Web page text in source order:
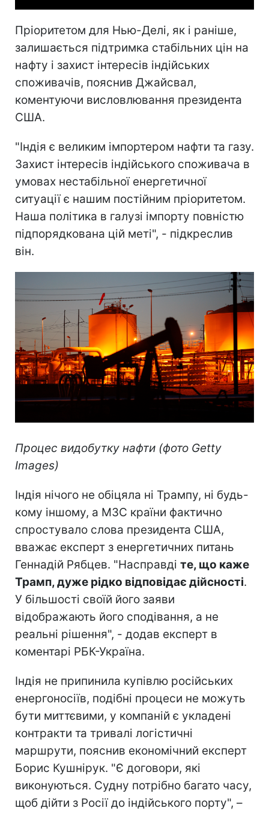
Пріоритетом для Нью-Делі, як і раніше,
залишається підтримка стабільних цін на
нафту і захист інтересів індійських
споживачів, пояснив Джайсвал,
коментуючи висловлювання президента
США.
"Індія є великим імпортером нафти та газу.
Захист інтересів індійського споживача в
умовах нестабільної енергетичної
ситуації є нашим постійним пріоритетом.
Наша політика в галузі імпорту повністю
підпорядкована цій меті", - підкреслив
він.
Процес видобутку нафти (фото Getty
Images)
Індія нічого не обіцяла ні Трампу, ні будь-
кому іншому, а МЗС країни фактично
спростувало слова президента США,
вважає експерт з енергетичних питань
Геннадій Рябцев. "Насправді те, що каже
Трамп, дуже рідко відповідає дійсності.
У більшості своїй його заяви
відображають його сподівання, а не
реальні рішення", - додав експерт в
коментарі РБК-Україна.
Індія не припинила купівлю російських
енергоносіїв, подібні процеси не можуть
бути миттєвими, у компаній є укладені
контракти та тривалі логістичні
маршрути, пояснив економічний експерт
Борис Кушнірук. "Є договори, які
виконуються. Судну потрібно багато часу,
щоб дійти з Росії до індійського порту", –